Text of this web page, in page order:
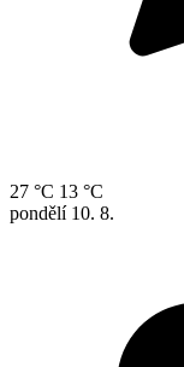
27 °C 13 °C
pondělí 10. 8.